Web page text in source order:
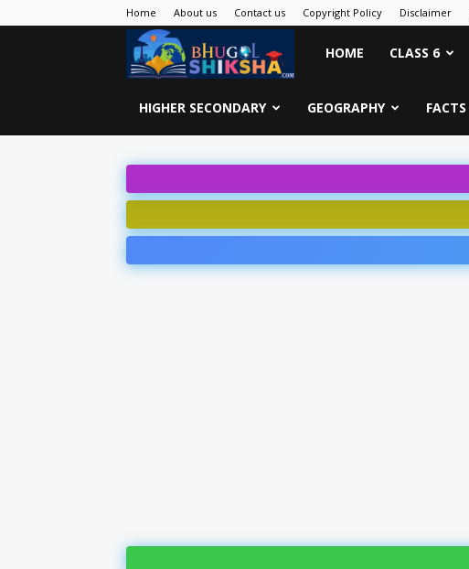
Home About us Contact us Copyright Policy Disclaimer
Bhugol
Shiksha
HOME CLASS 6
HIGHER SECONDARY GEOGRAPHY FACTS